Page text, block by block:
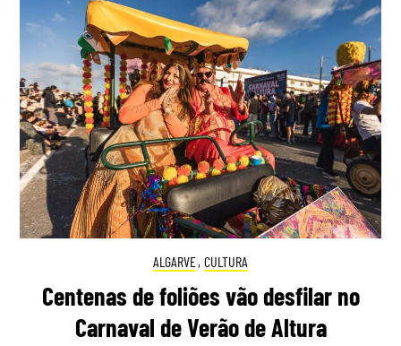
ALGARVE, CULTURA
Centenas de foliões vão desfilar no
Carnaval de Verão de Altura